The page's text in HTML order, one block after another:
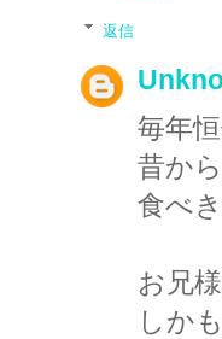
返信
毎年
昔か
食べ
お兄
しか